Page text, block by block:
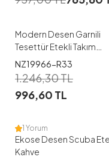
44-46
Modern Desen Garnili
Tesettür Etekli Takım
Lacivert
NZ19966-R33
1.246,30TL
996,60 TL
38 40
1 Yorum
Ekose Desen Scuba
Kahve